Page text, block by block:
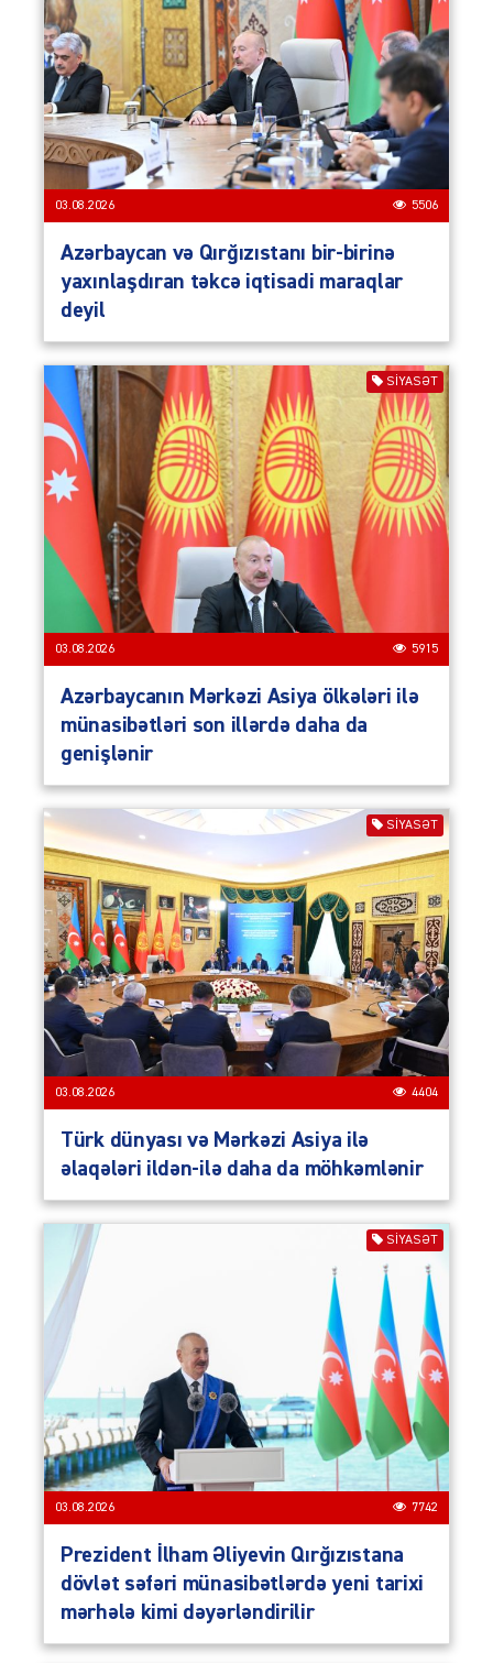
03.08.2026 5506
Azərbaycan və Qırğızıstanı bir-birinə
yaxınlaşdıran təkcə iqtisadi maraqlar
deyil
SIYASƏT
03.08.2026 5915
Azərbaycanın Mərkəzi Asiya ölkələri ilə
münasibətləri son illərdə daha da
genişlənir
SIYASƏT
03.08.2026 4404
Türk dünyası və Mərkəzi Asiya ilə
əlaqələri ildən-ilə daha da möhkəmlənir
SIYASƏT
03.08.2026 7742
Prezident İlham Əliyevin Qırğızıstana
dövlət səfəri münasibətlərdə yeni tarixi
mərhələ kimi dəyərləndirilir